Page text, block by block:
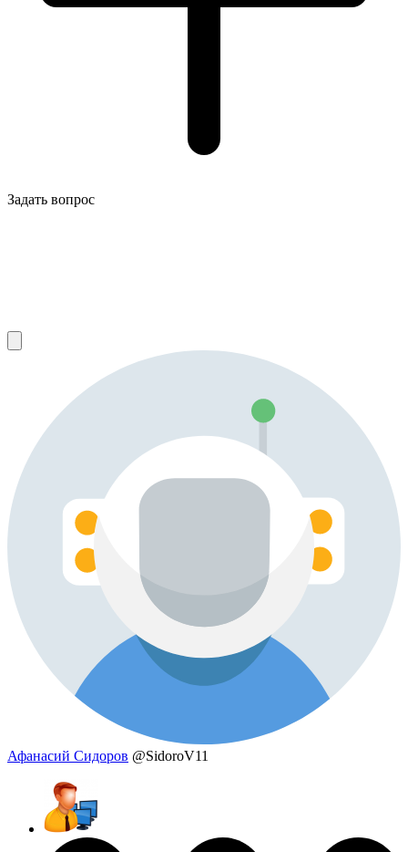
Задать вопрос
Афанасий Сидоров @SidoroV11